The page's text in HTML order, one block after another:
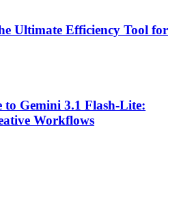
Ultimate Efficiency Tool for
to Gemini 3.1 Flash-Lite:
Workflows